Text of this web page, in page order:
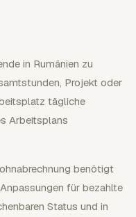
in Rumänien zu
Projekt oder
tägliche
Arbeitsplans
benötigt
für bezahlte
Status und in